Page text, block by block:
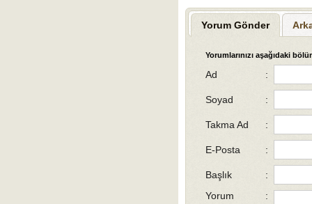
Yorum Gönder
Yorumlarınızı aşağıdaki
Ad :
Soyad :
Takma Ad :
E-Posta :
Başlık
:
Yorum
: